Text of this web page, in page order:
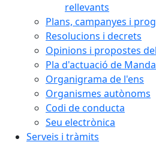
rellevants
Plans, campanyes i
Resolucions i decrets
Opinions i propostes
Pla d'actuació de
Organigrama de l'ens
Organismes autònoms
Codi de conducta
Seu electrònica
Serveis i tràmits